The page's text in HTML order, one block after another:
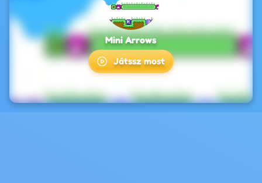
Mini Arrows
Játssz most